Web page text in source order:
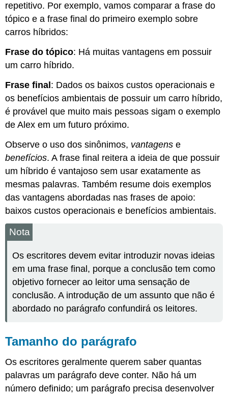
repetitivo. Por exemplo, vamos comparar a frase do
tópico e a frase final do primeiro exemplo sobre
carros híbridos:
Frase do tópico: Há muitas vantagens em possuir
um carro híbrido.
Frase final: Dados os baixos custos operacionais e
os benefícios ambientais de possuir um carro híbrido,
é provável que muito mais pessoas sigam o exemplo
de Alex em um futuro próximo.
Observe o uso dos sinônimos, vantagens e
benefícios. A frase final reitera a ideia de que possuir
um híbrido é vantajoso sem usar exatamente as
mesmas palavras. Também resume dois exemplos
das vantagens abordadas nas frases de apoio:
baixos custos operacionais e benefícios ambientais.
Nota
Os escritores devem evitar introduzir novas ideias
em uma frase final, porque a conclusão tem como
objetivo fornecer ao leitor uma sensação de
conclusão. A introdução de um assunto que não é
abordado no parágrafo confundirá os leitores.
Tamanho do parágrafo
Os escritores geralmente querem saber quantas
palavras um parágrafo deve conter. Não há um
número definido; um parágrafo precisa desenvolver